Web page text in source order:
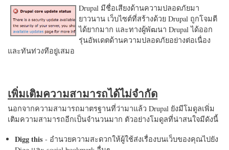
Drupal มีชื่อเสียงด้านความปลอดภัยมา
ยาวนาน เว็บไซต์ที่สร้างด้วย Drupal ถูกโจมตี
ได้ยากมาก และทางผู้พัฒนา Drupal ได้ออก
รุ่นอัพเดตด้านความปลอดภัยอย่างต่อเนื่อง
และทันท่วงทีอยู่เสมอ
เพิ่มเติมความสามารถได้ไม่จำกัด
นอกจากความสามารถมาตรฐานที่ว่ามาแล้ว Drupal ยังมีโมดูลเพิ่ม
เติมความสามารถอีกเป็นจำนวนมาก ตัวอย่างโมดูลที่น่าสนใจมีดังนี้
Digg this - อำนวยความสะดวกให้ผู้ใช้ส่งเรื่องบนเว็บของคุณไปยัง